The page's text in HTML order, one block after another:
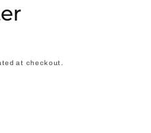
at checkout.